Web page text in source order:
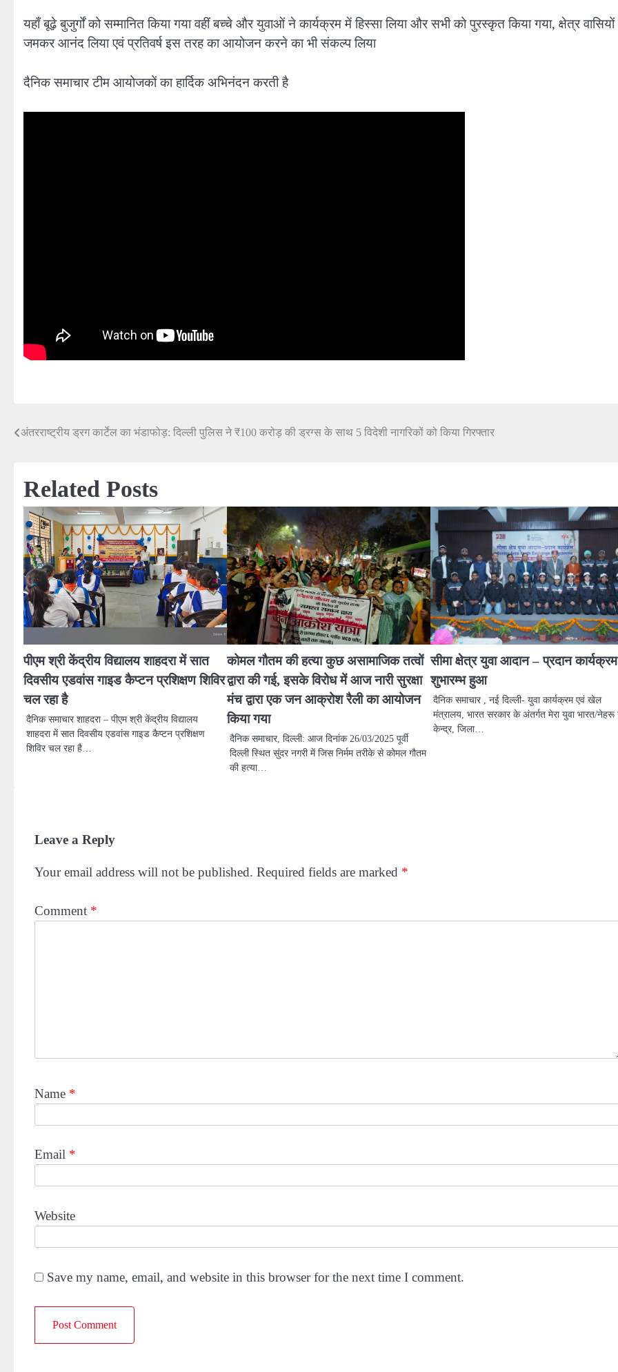
यहाँ बूढ़े बुजुर्गों को सम्मानित किया गया वहीं बच्चे और युवाओं ने कार्यक्रम में हिस्सा लिया और सभी को पुरस्कृत किया गया, क्षेत्र
जमकर आनंद लिया एवं प्रतिवर्ष इस तरह का आयोजन करने का भी संकल्प लिया
दैनिक समाचार टीम आयोजकों का हार्दिक अभिनंदन करती है
Post
अंतरराष्ट्रीय ड्रग कार्टेल का भंडाफोड़: दिल्ली पुलिस ने ₹100 करोड़ की ड्रग्स के साथ 5 विदेशी नागरिकों को किया गिरफ्तार
Related Posts
पीएम श्री केंद्रीय विद्यालय शाहदरा में सात
दिवसीय एडवांस गाइड कैप्टन प्रशिक्षण शिविर
चल रहा है
दैनिक समाचार शाहदरा – पीएम श्री केंद्रीय विद्यालय
शाहदरा में सात दिवसीय एडवांस गाइड कैप्टन प्रशिक्षण
शिविर चल रहा है…
कोमल गौतम की हत्या कुछ असामाजिक तत्वों
द्वारा की गई, इसके विरोध में आज नारी सुरक्षा
मंच द्वारा एक जन आक्रोश रैली का आयोजन
किया गया
दैनिक समाचार, दिल्ली: आज दिनांक 26/03/2025 पूर्वी
दिल्ली स्थित सुंदर नगरी में जिस निर्मम तरीके से कोमल गौतम
की हत्या…
सीमा क्षेत्र युवा आदान – प्रदान
शुभारम्भ हुआ
दैनिक समाचार , नई दिल्ली- युवा कार्यक्रम एवं खेल
मंत्रालय, भारत सरकार के अंतर्गत मेरा युवा भारत/नेहरू
केन्द्र, जिला…
Leave a Reply
Your email address will not be published. Required fields are marked *
Comment *
Name *
Email *
Website
Save my name, email, and website in this browser for the next time I comment.